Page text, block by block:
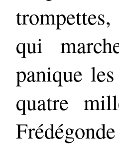
qui
panique
quatre